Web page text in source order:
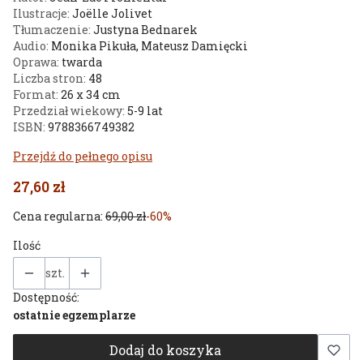
Ilustracje: Joëlle Jolivet
Tłumaczenie: Justyna Bednarek
Audio: Monika Pikuła, Mateusz Damięcki
Oprawa: twarda
Liczba stron: 48
Format: 26 x 34 cm
Przedział wiekowy: 5-9 lat
ISBN: 9788366749382
Przejdź do pełnego opisu
27,60 zł
Cena regularna: 69,00 zł-60%
Ilość
szt.
Dostępność:
ostatnie egzemplarze
Dodaj do koszyka